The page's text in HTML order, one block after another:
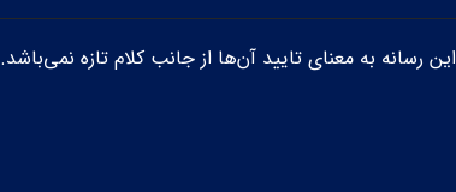
رسانه به معنای تایید آن‌ها از جانب کلام تازه نمی‌باشد.